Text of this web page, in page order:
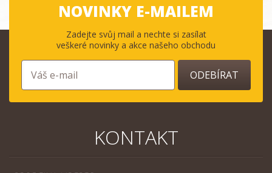
NOVINKY E-MAILEM
Zadejte svůj mail a nechte si zasílat
veškeré novinky a akce našeho obchodu
ODEBÍRAT
KONTAKT